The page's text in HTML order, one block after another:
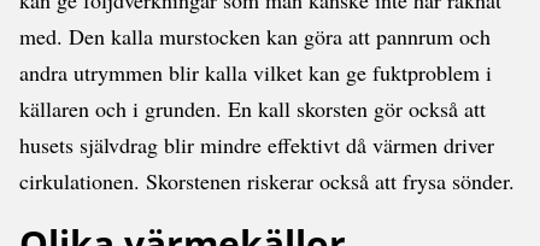
med. Den kalla murstocken kan göra att pannrum och
andra utrymmen blir kalla vilket kan ge fuktproblem i
källaren och i grunden. En kall skorsten gör också att
husets självdrag blir mindre effektivt då värmen driver
cirkulationen. Skorstenen riskerar också att frysa sönder.